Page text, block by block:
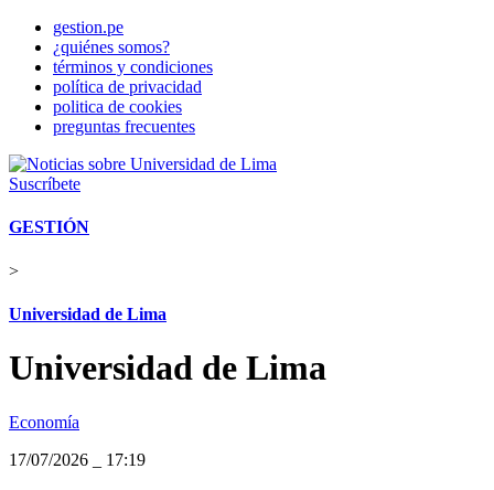
gestion.pe
¿quiénes somos?
términos y condiciones
política de privacidad
politica de cookies
preguntas frecuentes
Suscríbete
GESTIÓN
>
Universidad de Lima
Universidad de Lima
Economía
17/07/2026
17:19